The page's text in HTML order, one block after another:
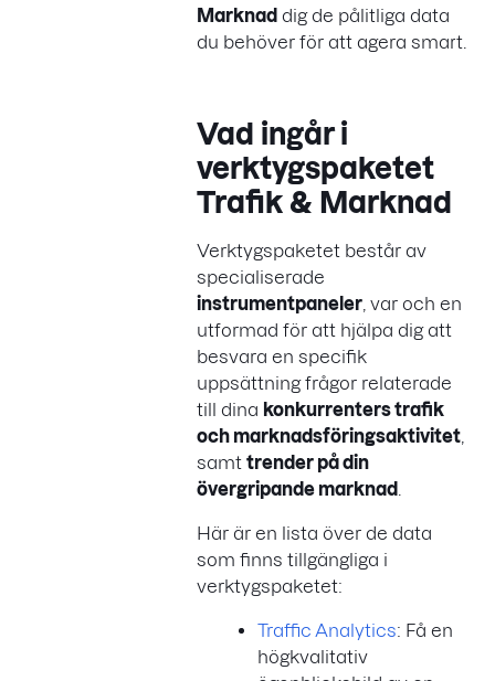
Marknad dig de pålitliga data
du behöver för att agera smart.
Vad ingår i
verktygspaketet
Trafik & Marknad
Verktygspaketet består av
specialiserade
instrumentpaneler , var och en
utformad för att hjälpa dig att
besvara en specifik
uppsättning frågor relaterade
till dina konkurrenters trafik
och marknadsföringsaktivitet
samt trender på din
övergripande marknad
Här är en lista över de data
som finns tillgängliga i
verktygspaketet:
Traffic Analytics: Få en
högkvalitativ